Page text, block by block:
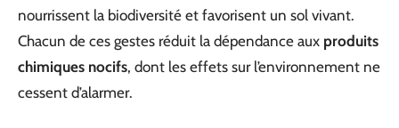
nourrissent la biodiversité et favorisent un sol vivant.
Chacun de ces gestes réduit la dépendance aux produits
chimiques nocifs, dont les effets sur l’environnement ne
cessent d’alarmer.